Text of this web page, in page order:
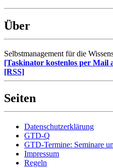
Über
Selbstmanagement für die
[Taskinator kostenlos per Mail
[RSS]
Seiten
Datenschutzerklärung
GTD-Q
GTD-Termine: Seminare
Impressum
Regeln